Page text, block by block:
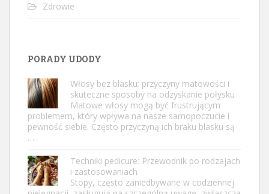
Zdrowie
PORADY UDODY
Włosy bez blasku: przyczyny matowości i
skuteczne sposoby na odzyskanie połysku
Matowe włosy mogą być frustrującym
problemem, który wpływa na nasze samopoczucie i
pewność siebie. Często przyczyną ich braku blasku są
…
Techniki pedicure: Przewodnik po rodzajach
i zastosowaniach
Stopy, często zaniedbywane w codziennej